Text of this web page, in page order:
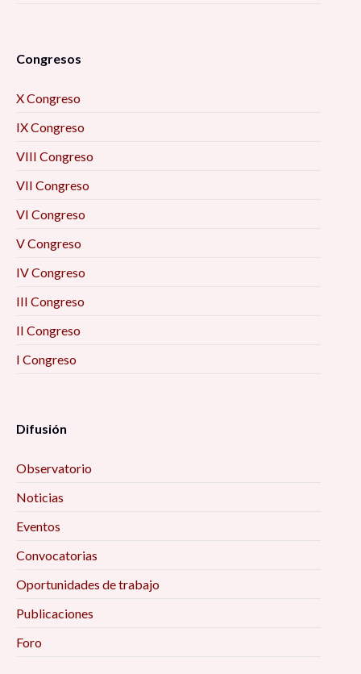
Congresos
X Congreso
IX Congreso
VIII Congreso
VII Congreso
VI Congreso
V Congreso
IV Congreso
III Congreso
II Congreso
I Congreso
Difusión
Observatorio
Noticias
Eventos
Convocatorias
Oportunidades de trabajo
Publicaciones
Foro